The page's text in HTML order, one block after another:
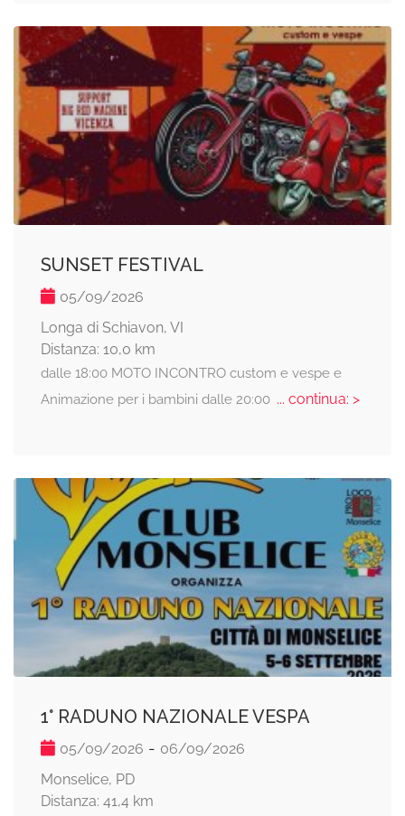
SUNSET FESTIVAL
05/09/2026
Longa di Schiavon, VI
Distanza: 10,0 km
dalle 18:00 MOTO INCONTRO custom e vespe e
Animazione per i bambini dalle 20:00... continua: >
1° RADUNO NAZIONALE VESPA
05/09/2026 - 06/09/2026
Monselice, PD
Distanza: 41,4 km